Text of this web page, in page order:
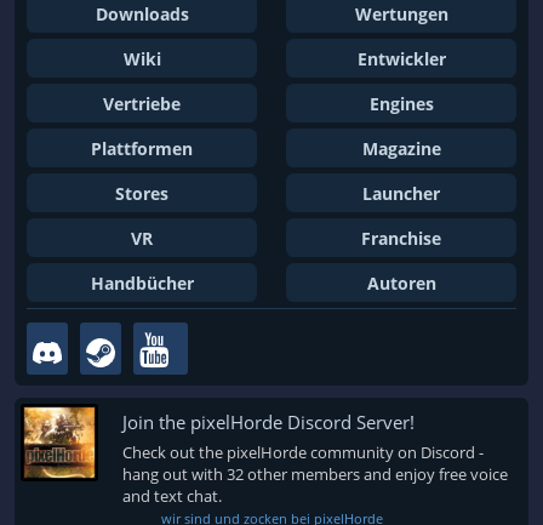
Downloads
Wertungen
Wiki
Entwickler
Vertriebe
Engines
Plattformen
Magazine
Stores
Launcher
VR
Franchise
Handbücher
Autoren
Join the pixelHorde Discord Server!
Check out the pixelHorde community on Discord -
hang out with 32 other members and enjoy free voice
and text chat.
wir sind und zocken bei pixelHorde